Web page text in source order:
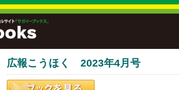
広報こうほく 2023年4月号